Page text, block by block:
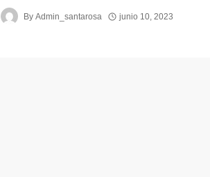
By Admin_santarosa junio 10, 2023